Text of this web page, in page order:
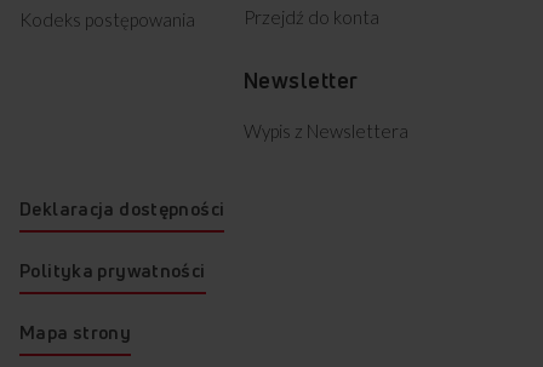
Kodeks postępowania
Przejdź do konta
Newsletter
Wypis z Newslettera
Deklaracja dostępności
Polityka prywatności
Mapa strony